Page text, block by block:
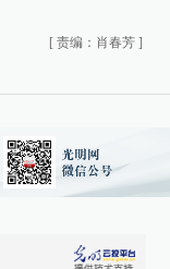
[ 责编：肖春芳 ]